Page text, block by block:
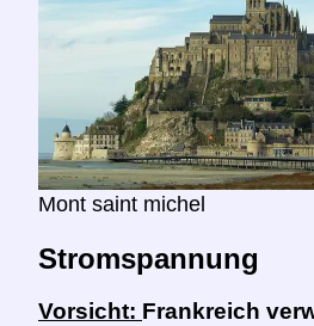
Mont saint michel
Stromspannung
Vorsicht: Frankreich